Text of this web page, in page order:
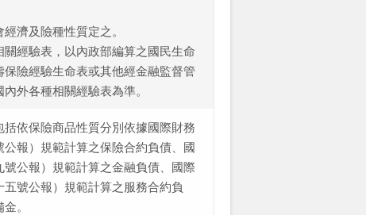
濟及險種性質定之。
經驗表，以內政部編算之國民生命
險經驗生命表或其他經金融監督管
外各種相關經驗表為準。
依保險商品性質分別依據國際財務
報）規範計算之保險合約負債、國
公報）規範計算之金融負債、國際
號公報）規範計算之服務合約負
。